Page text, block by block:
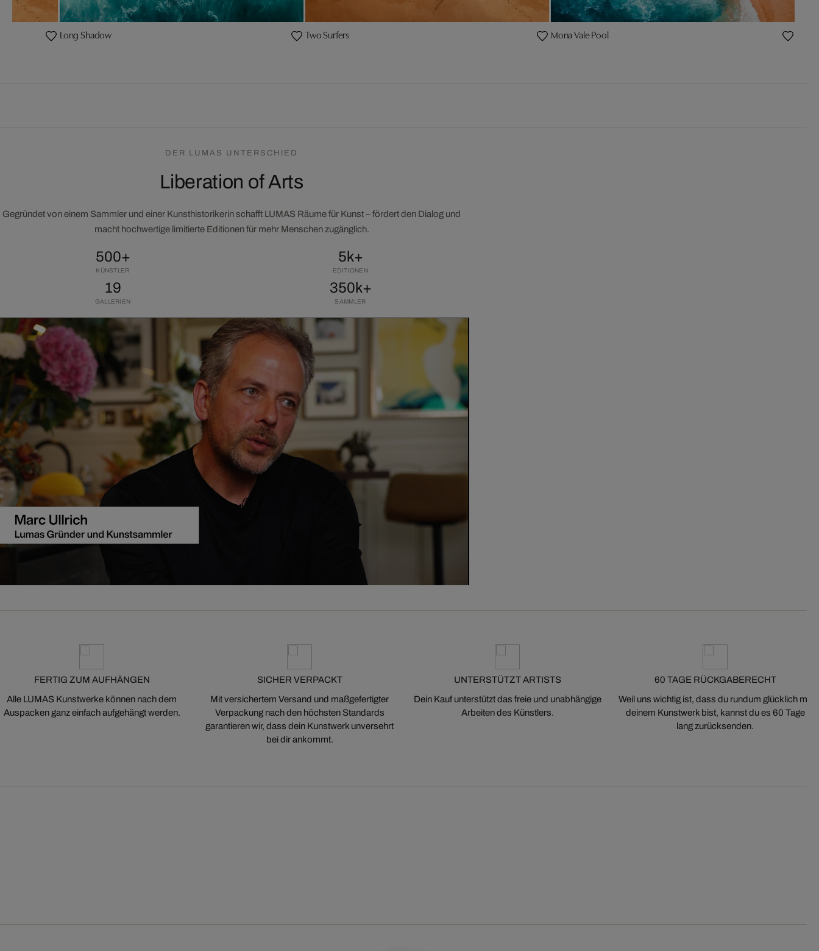
Long Shadow Two Surfers Mona Vale Pool
DER LUMAS UNTERSCHIED
Liberation of Arts
Gegründet von einem Sammler und einer Kunsthistorikerin schafft LUMAS Räume für Kunst – fördert den Dialog und
macht hochwertige limitierte Editionen für mehr Menschen zugänglich.
500+
KÜNSTLER
5k+
EDITIONEN
19
GALLERIEN
350k+
SAMMLER
FERTIG ZUM AUFHÄNGEN
Alle LUMAS Kunstwerke können nach dem
Auspacken ganz einfach aufgehängt werden.
SICHER VERPACKT
Mit versichertem Versand und maßgefertigter
Verpackung nach den höchsten Standards
garantieren wir, dass dein Kunstwerk unversehrt
bei dir ankommt.
UNTERSTÜTZT ARTISTS
Dein Kauf unterstützt das freie und unabhängige
Arbeiten des Künstlers.
60 TAGE RÜCKGABERECHT
Weil uns wichtig ist, dass du rundum glücklich mit
deinem Kunstwerk bist, kannst du es 60 Tage
lang zurücksenden.